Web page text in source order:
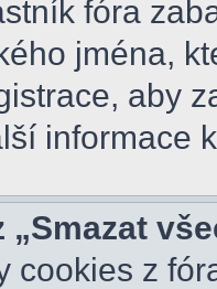
fóra
jména,
aby
informace
„Smazat
cookies z